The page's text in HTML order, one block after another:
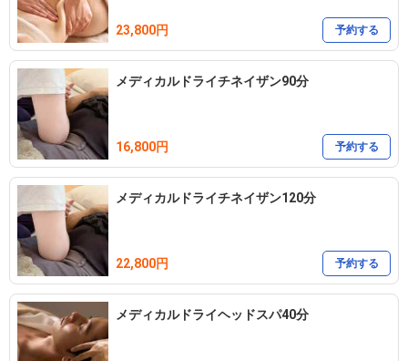
23,800円 予約する
メディカルドライチネイザン90分
16,800円 予約する
メディカルドライチネイザン120分
22,800円 予約する
メディカルドライヘッドスパ40分